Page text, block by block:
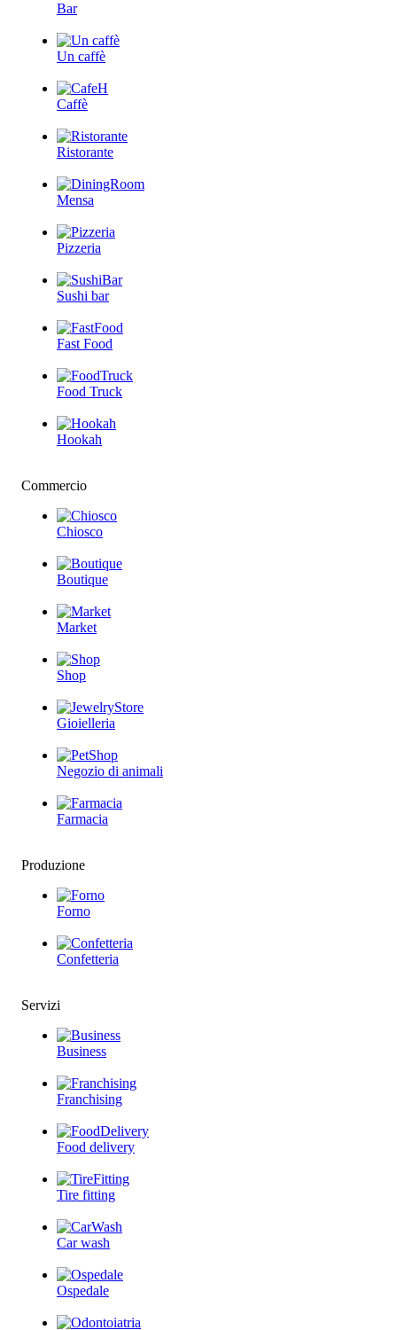
Bar
Un caffè
Caffè
Ristorante
Mensa
Pizzeria
Sushi bar
Fast Food
Food Truck
Hookah
Commercio
Chiosco
Boutique
Market
Shop
Gioielleria
Negozio di animali
Farmacia
Produzione
Forno
Confetteria
Servizi
Business
Franchising
Food delivery
Tire fitting
Car wash
Ospedale